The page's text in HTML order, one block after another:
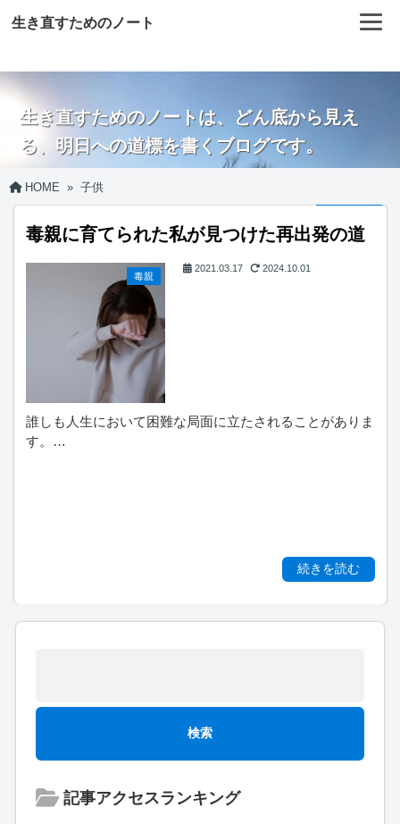
生き直すためのノート
生き直すためのノートは、どん底から見え
る、明日への道標を書くブログです。
HOME » 子供
毒親に育てられた私が見つけた再出発の道
毒親
2021.03.17 2024.10.01
誰しも人生において困難な局面に立たされることがありま
す。…
続きを読む
記事アクセスランキング